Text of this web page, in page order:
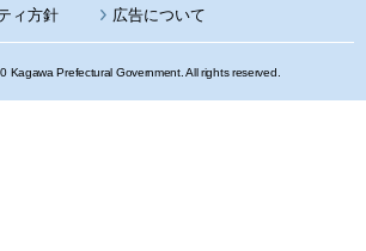
ィ方針 広告について
Kagawa Prefectural Government. All rights reserved.